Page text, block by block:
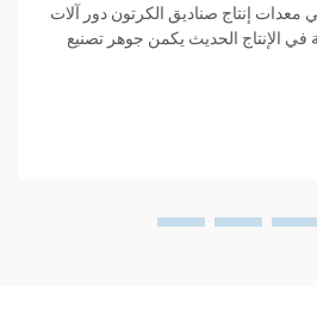
معدات إنتاج صناديق الكرتون دور آلات
في الإنتاج الحديث يكمن جوهر تصنيع